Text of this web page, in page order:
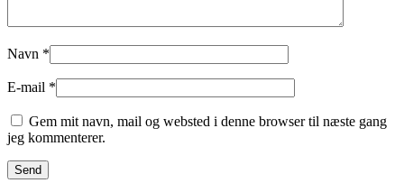
Navn *
E-mail *
Gem mit navn, mail og websted i denne browser til næste gang
jeg kommenterer.